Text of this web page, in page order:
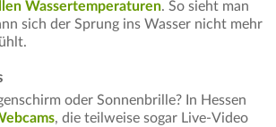
Wassertemperaturen. So sieht man
sich der Sprung ins Wasser nicht mehr
oder Sonnenbrille? In Hessen
, die teilweise sogar Live-Video